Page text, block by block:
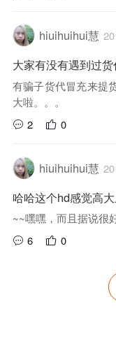
hiuihuihui慧
大家有没有遇到过
有骗子货代冒充来提
大啦。。。
2
0
hiuihuihui慧
哈哈这个hd感觉高
~~嘿嘿，而且据说很
6
0